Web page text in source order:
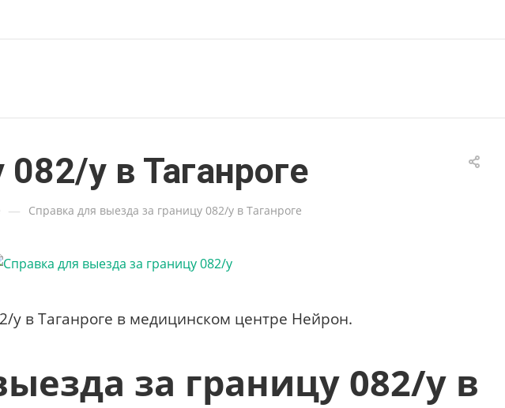
у в Таганроге
— Справка для выезда за границу 082/у в Таганроге
у в Таганроге в медицинском центре Нейрон.
за границу 082/у в